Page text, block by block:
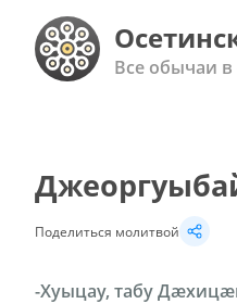
Все обычаи
Поделиться молитвой
-Хуыцау, табу